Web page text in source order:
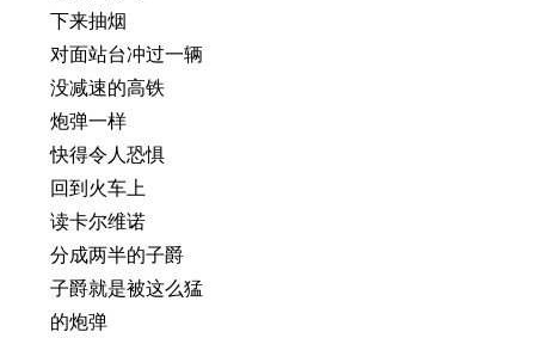
下来抽烟
对面站台冲过一辆
没减速的高铁
炮弹一样
快得令人恐惧
回到火车上
读卡尔维诺
分成两半的子爵
子爵就是被这么猛
的炮弹